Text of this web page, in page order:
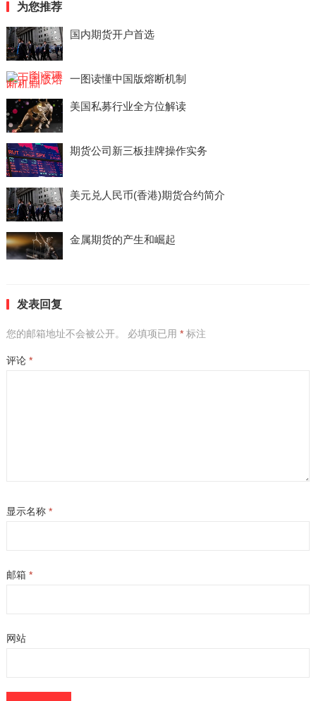
为您推荐
国内期货开户首选
一图读懂中国版熔断机制
美国私募行业全方位解读
期货公司新三板挂牌操作实务
美元兑人民币(香港)期货合约简介
金属期货的产生和崛起
发表回复
您的邮箱地址不会被公开。 必填项已用 *标注
评论 *
显示名称 *
邮箱 *
网站